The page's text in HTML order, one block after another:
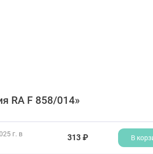
RA F 858/014»
г. в
313 ₽ В